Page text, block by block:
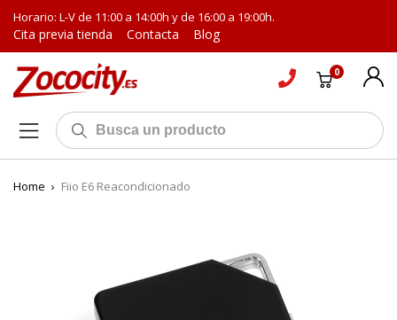
Horario: L-V de 11:00 a 14:00h y de 16:00 a 19:00h.
Cita previa tienda Contacta Blog
0
Home › Fiio E6 Reacondicionado